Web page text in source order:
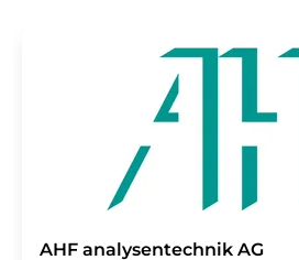
AHF analysentechnik AG